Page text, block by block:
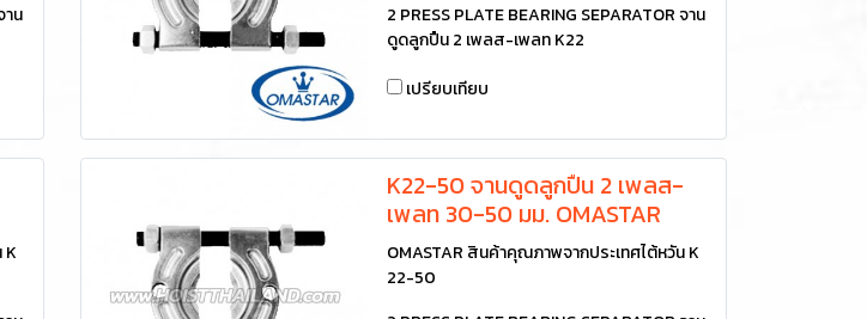
าน
2 PRESS PLATE BEARING SEPARATOR จาน
ดูดลูกปืน 2 เพลส-เพลท K22
เปรียบเทียบ
K
K22-50 จานดูดลูกปืน 2 เพลส-
เพลท 30-50 มม. OMASTAR
OMASTAR สินค้าคุณภาพจากประเทศไต้หวัน K
22-50